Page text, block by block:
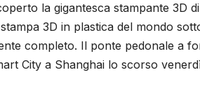
la gigantesca stampante 3D
3D in plastica del mondo
completo. Il ponte pedonale a
City a Shanghai lo scorso